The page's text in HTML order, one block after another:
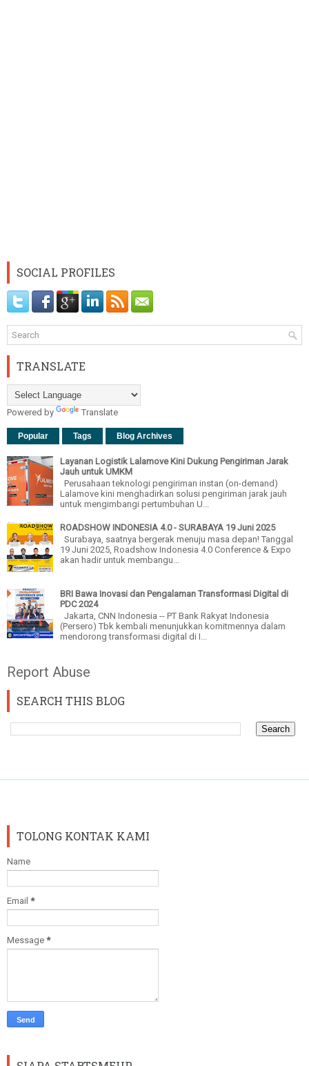
SOCIAL PROFILES
TRANSLATE
Powered by Translate
Popular Tags Blog Archives
Layanan Logistik Lalamove Kini Dukung Pengiriman Jarak
Jauh untuk UMKM
Perusahaan teknologi pengiriman instan (on-demand)
Lalamove kini menghadirkan solusi pengiriman jarak jauh
untuk mengimbangi pertumbuhan U...
ROADSHOW INDONESIA 4.0 - SURABAYA 19 Juni 2025
Surabaya, saatnya bergerak menuju masa depan! Tanggal
19 Juni 2025, Roadshow Indonesia 4.0 Conference & Expo
akan hadir untuk membangu...
BRI Bawa Inovasi dan Pengalaman Transformasi Digital di
PDC 2024
Jakarta, CNN Indonesia -- PT Bank Rakyat Indonesia
(Persero) Tbk kembali menunjukkan komitmennya dalam
mendorong transformasi digital di I...
Report Abuse
SEARCH THIS BLOG
TOLONG KONTAK KAMI
Name
Email *
Message *